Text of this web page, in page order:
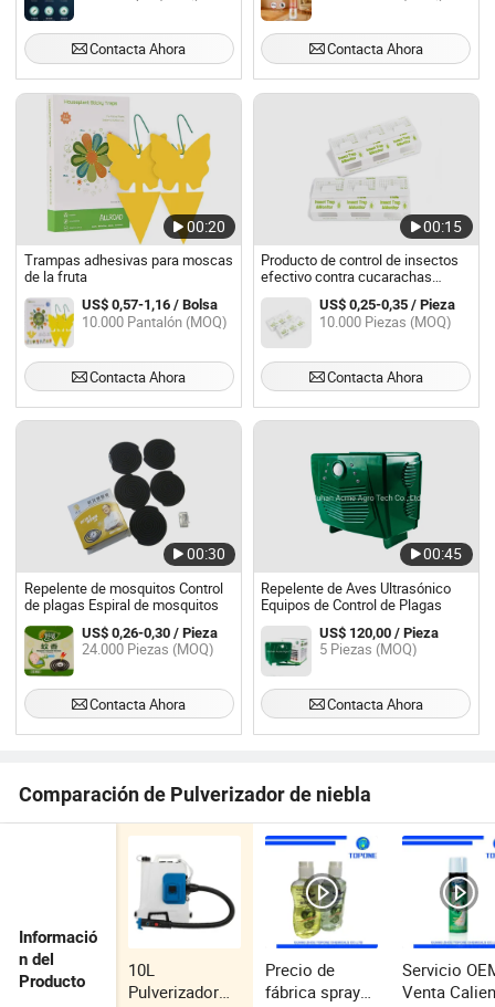
Contacta Ahora Contacta Ahora
00:20
Trampas adhesivas para moscas
de la fruta
US$ 0,57-1,16 / Bolsa
10.000 Pantalón (MOQ)
Contacta Ahora
00:15
Producto de control de insectos
efectivo contra cucarachas
trampa adhesiva para matar
cucarachasUS$ 0,25-0,35 / Pieza
10.000 Piezas (MOQ)
Contacta Ahora
00:30
Repelente de mosquitos Control
de plagas Espiral de mosquitos
US$ 0,26-0,30 / Pieza
24.000 Piezas (MOQ)
Contacta Ahora
00:45
Repelente de Aves Ultrasónico
Equipos de Control de Plagas
US$ 120,00 / Pieza
5 Piezas (MOQ)
Contacta Ahora
Comparación de Pulverizador de niebla
Informació
n del
Producto
10L
Pulverizador
Precio de
fábrica spray
Servicio
Venta